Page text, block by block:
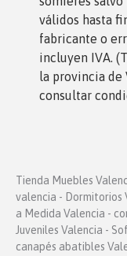
válidos hasta
fabricante o
incluyen IVA.
la provincia de
consultar
Tienda Muebles
valencia - Dormitorios
a Medida Valencia -
Juveniles Valencia -
canapés abatibles